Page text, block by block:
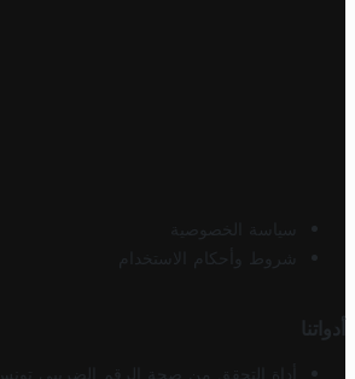
سياسة الخصوصية
شروط وأحكام الاستخدام
أدواتنا
أداة التحقق من صحة الرقم الضريبي تونس